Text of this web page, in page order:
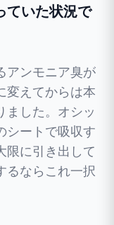
ていた状況で
アンモニア臭が
変えてからは本
ました。オシッ
シートで吸収す
限に引き出して
るならこれ一択